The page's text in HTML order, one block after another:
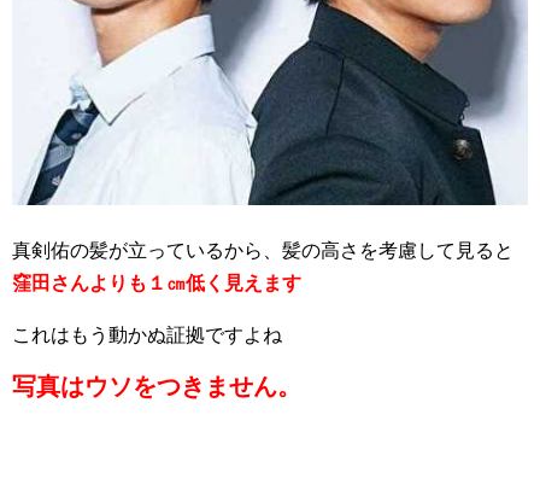
真剣佑の髪が立っているから、髪の高さを考慮して見ると
窪田さんよりも１㎝低く見えます
これはもう動かぬ証拠ですよね
写真はウソをつきません。